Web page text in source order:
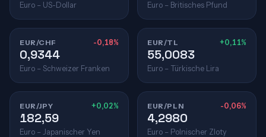
Euro – US-Dollar Euro – Britisches Pfund
EUR/CHF -0,18%
0,9344
Euro – Schweizer Franken
EUR/TL +0,11%
55,0083
Euro – Türkische Lira
EUR/JPY +0,02%
182,59
Euro – Japanischer Yen
EUR/PLN -0,06%
4,2980
Euro – Polnischer Zloty